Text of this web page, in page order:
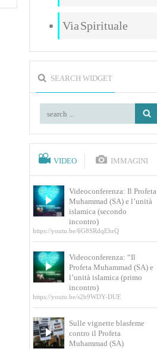
Via Spirituale
SEARCH WIDGET
VIDEO IMMAGINI
Videoconferenza: Il Profeta
Muhammad (SA) e l’unità
islamica (secondo
incontro)
https://youtu.be/6G8SRdqEhrQ
Videoconferenza: “Il
Profeta Muhammad (SA) e
l’unità islamica (primo
incontro)
https://youtu.be/s2b9WDY-DUE
Sulle vignette blasfeme
contro il Profeta
Muhammad (SA)